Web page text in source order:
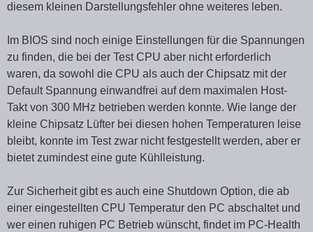
diesem kleinen Darstellungsfehler ohne weiteres leben.
Im BIOS sind noch einige Einstellungen für die Spannungen
zu finden, die bei der Test CPU aber nicht erforderlich
waren, da sowohl die CPU als auch der Chipsatz mit der
Default Spannung einwandfrei auf dem maximalen Host-
Takt von 300 MHz betrieben werden konnte. Wie lange der
kleine Chipsatz Lüfter bei diesen hohen Temperaturen leise
bleibt, konnte im Test zwar nicht festgestellt werden, aber er
bietet zumindest eine gute Kühlleistung.
Zur Sicherheit gibt es auch eine Shutdown Option, die ab
einer eingestellten CPU Temperatur den PC abschaltet und
wer einen ruhigen PC Betrieb wünscht, findet im PC-Health